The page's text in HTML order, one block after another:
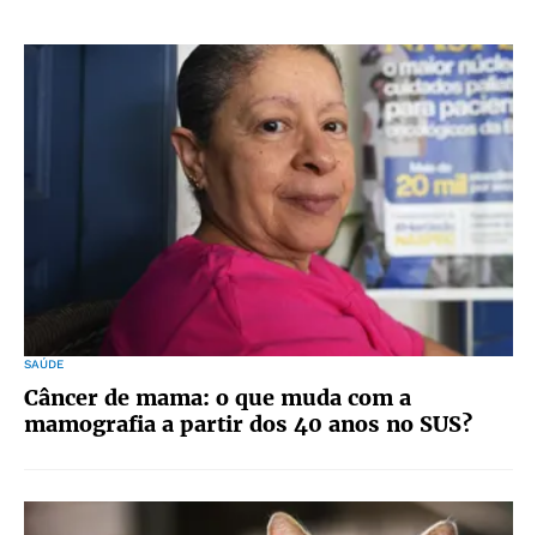
SAÚDE
Câncer de mama: o que muda com a
mamografia a partir dos 40 anos no SUS?